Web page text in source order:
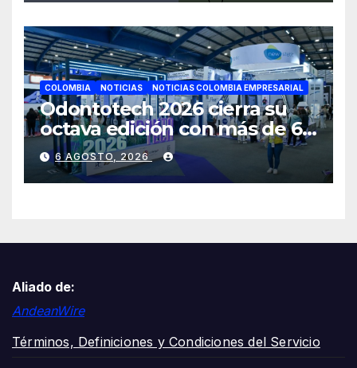
COLOMBIA NOTICIAS NOTICIAS COLOMBIA EMPRESARIAL
Odontotech 2026 cierra su
octava edición con más de 6
mil visitantes
6 AGOSTO, 2026
Aliado de:
AndeanWire
Términos, Definiciones y Condiciones del Servicio